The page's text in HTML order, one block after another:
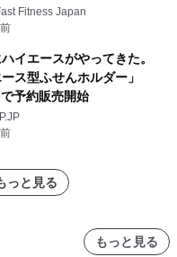
ィットネスジム＞
Fitness Japan
イエースがやってきた。
ース型ふせんホルダー」
予約販売開始
っと見る
もっと見る